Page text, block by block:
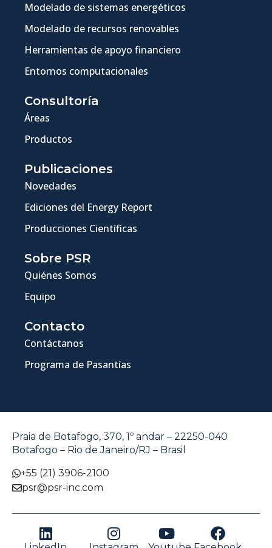
Modelado de sistemas energéticos
Modelado de recursos renovables
Herramientas de apoyo financiero
Entornos computacionales
Consultoría
Áreas
Productos
Publicaciones
Novedades
Ediciones del Energy Report
Producciones Científicas
Sobre PSR
Quiénes Somos
Equipo
Contacto
Contáctanos
Programa de Pasantías
Praia de Botafogo, 370, 1º andar – 22250-040
Botafogo – Rio de Janeiro/RJ – Brasil
+55 (21) 3906-2100
psr@psr-inc.com